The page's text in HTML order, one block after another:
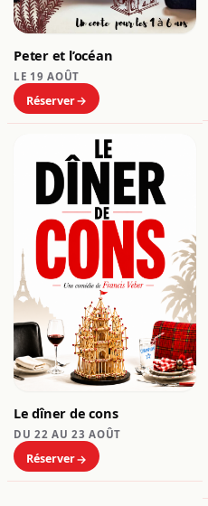
Peter et l’océan
LE 19 AOÛT
Réserver
Le dîner de cons
DU 22 AU 23 AOÛT
Réserver